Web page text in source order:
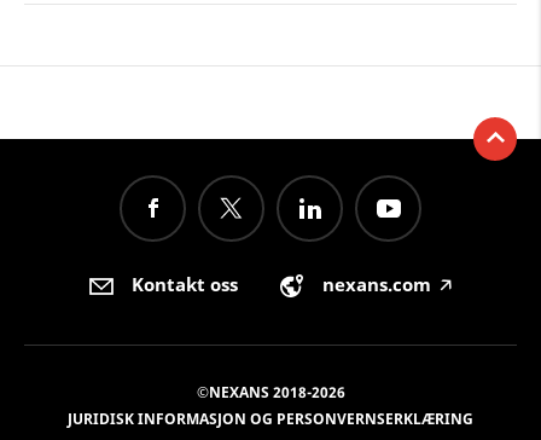
Kontakt oss nexans.com 🡥
©NEXANS 2018-2026
JURIDISK INFORMASJON OG PERSONVERNSERKLÆRING